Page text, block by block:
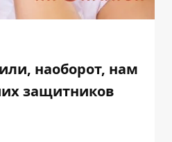
наоборот, нам
защитников